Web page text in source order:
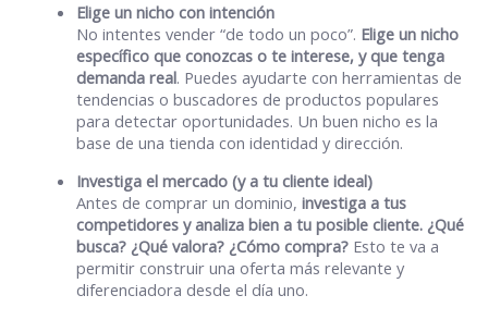
Elige un nicho con intención
No intentes vender “de todo un poco”. Elige un nicho
específico que conozcas o te interese, y que tenga
demanda real. Puedes ayudarte con herramientas de
tendencias o buscadores de productos populares
para detectar oportunidades. Un buen nicho es la
base de una tienda con identidad y dirección.
Investiga el mercado (y a tu cliente ideal)
Antes de comprar un dominio, investiga a tus
competidores y analiza bien a tu posible cliente. ¿Qué
busca? ¿Qué valora? ¿Cómo compra? Esto te va a
permitir construir una oferta más relevante y
diferenciadora desde el día uno.